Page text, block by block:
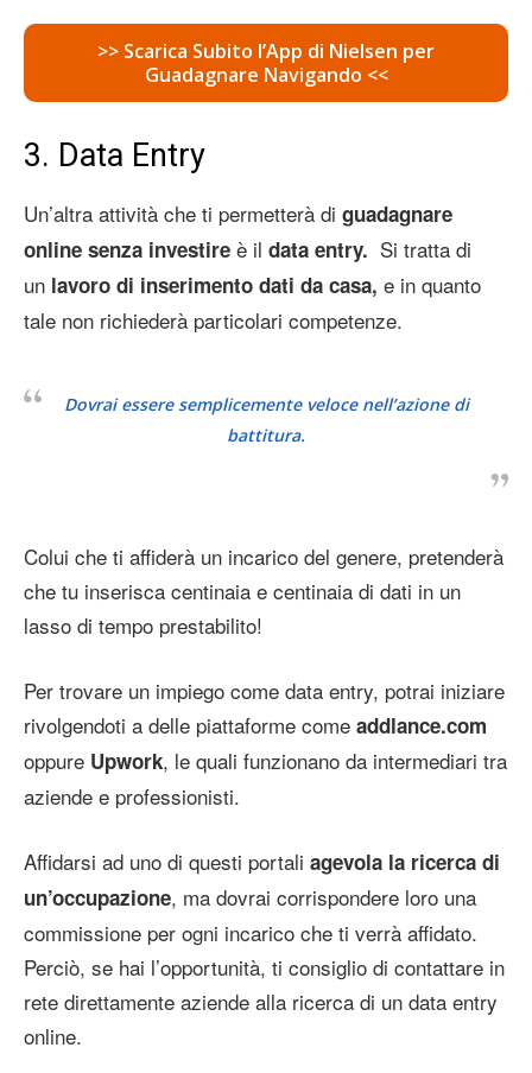
>> Scarica Subito l’App di Nielsen per
Guadagnare Navigando <<
3. Data Entry
Un’altra attività che ti permetterà di guadagnare
online senza investire è il data entry. Si tratta di
un lavoro di inserimento dati da casa, e in quanto
tale non richiederà particolari competenze.
Dovrai essere semplicemente veloce nell’azione di
battitura.
Colui che ti affiderà un incarico del genere, pretenderà
che tu inserisca centinaia e centinaia di dati in un
lasso di tempo prestabilito!
Per trovare un impiego come data entry, potrai iniziare
rivolgendoti a delle piattaforme come addlance.com
oppure Upwork, le quali funzionano da intermediari tra
aziende e professionisti.
Affidarsi ad uno di questi portali agevola la ricerca di
un’occupazione, ma dovrai corrispondere loro una
commissione per ogni incarico che ti verrà affidato.
Perciò, se hai l’opportunità, ti consiglio di contattare in
rete direttamente aziende alla ricerca di un data entry
online.